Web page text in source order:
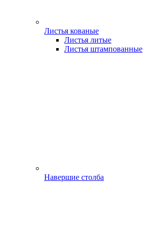
Листья кованые
Листья литые
Листья штампованные
Навершие столба